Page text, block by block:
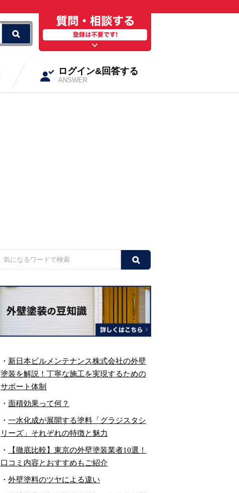
ログイン&回答する
ANSWER
・ 新日本ビルメンテナンス株式会社の外壁
塗装を解説！丁寧な施工を実現するための
サポート体制
・ 面積効果って何？
・ 一水化成が展開する塗料「グラジスタシ
リーズ」それぞれの特徴と魅力
・
【徹底比較】東京の外壁塗装業者10選！
口コミ内容とおすすめもご紹介
・ 外壁塗料のツヤによる違い